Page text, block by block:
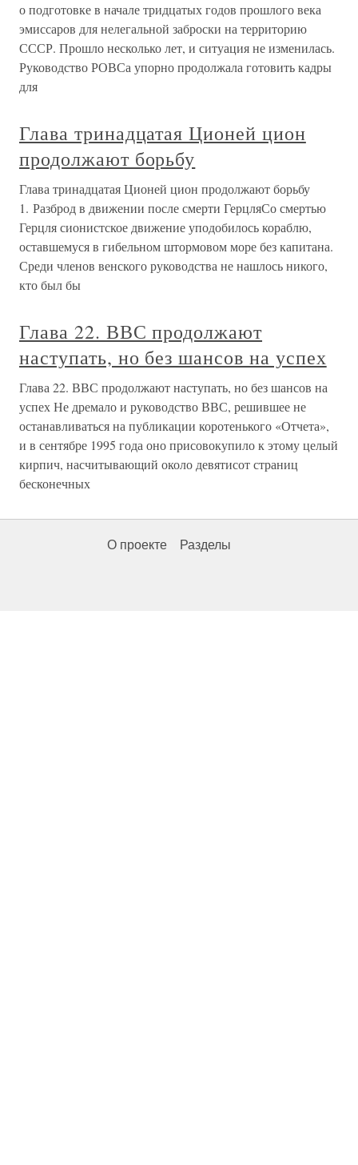
о подготовке в начале тридцатых годов прошлого века
эмиссаров для нелегальной заброски на территорию
СССР. Прошло несколько лет, и ситуация не изменилась.
Руководство РОВСа упорно продолжала готовить кадры
для
Глава тринадцатая Ционей цион
продолжают борьбу
Глава тринадцатая Ционей цион продолжают борьбу
1. Разброд в движении после смерти ГерцляСо смертью
Герцля сионистское движение уподобилось кораблю,
оставшемуся в гибельном штормовом море без капитана.
Среди членов венского руководства не нашлось никого,
кто был бы
Глава 22. ВВС продолжают
наступать, но без шансов на успех
Глава 22. ВВС продолжают наступать, но без шансов на
успех Не дремало и руководство ВВС, решившее не
останавливаться на публикации коротенького «Отчета»,
и в сентябре 1995 года оно присовокупило к этому целый
кирпич, насчитывающий около девятисот страниц
бесконечных
О проекте Разделы